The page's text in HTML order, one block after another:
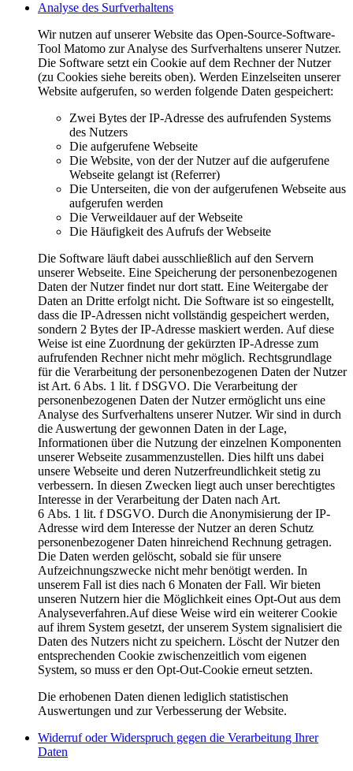
Analyse des Surfverhaltens
Wir nutzen auf unserer Website das Open-Source-Software-
Tool Matomo zur Analyse des Surfverhaltens unserer Nutzer.
Die Software setzt ein Cookie auf dem Rechner der Nutzer
(zu Cookies siehe bereits oben). Werden Einzelseiten unserer
Website aufgerufen, so werden folgende Daten gespeichert:
Zwei Bytes der IP-Adresse des aufrufenden Systems
des Nutzers
Die aufgerufene Webseite
Die Website, von der der Nutzer auf die aufgerufene
Webseite gelangt ist (Referrer)
Die Unterseiten, die von der aufgerufenen Webseite aus
aufgerufen werden
Die Verweildauer auf der Webseite
Die Häufigkeit des Aufrufs der Webseite
Die Software läuft dabei ausschließlich auf den Servern
unserer Webseite. Eine Speicherung der personenbezogenen
Daten der Nutzer findet nur dort statt. Eine Weitergabe der
Daten an Dritte erfolgt nicht. Die Software ist so eingestellt,
dass die IP-Adressen nicht vollständig gespeichert werden,
sondern 2 Bytes der IP-Adresse maskiert werden. Auf diese
Weise ist eine Zuordnung der gekürzten IP-Adresse zum
aufrufenden Rechner nicht mehr möglich. Rechtsgrundlage
für die Verarbeitung der personenbezogenen Daten der Nutzer
ist Art. 6 Abs. 1 lit. f DSGVO. Die Verarbeitung der
personenbezogenen Daten der Nutzer ermöglicht uns eine
Analyse des Surfverhaltens unserer Nutzer. Wir sind in durch
die Auswertung der gewonnen Daten in der Lage,
Informationen über die Nutzung der einzelnen Komponenten
unserer Webseite zusammenzustellen. Dies hilft uns dabei
unsere Webseite und deren Nutzerfreundlichkeit stetig zu
verbessern. In diesen Zwecken liegt auch unser berechtigtes
Interesse in der Verarbeitung der Daten nach Art.
6 Abs. 1 lit. f DSGVO. Durch die Anonymisierung der IP-
Adresse wird dem Interesse der Nutzer an deren Schutz
personenbezogener Daten hinreichend Rechnung getragen.
Die Daten werden gelöscht, sobald sie für unsere
Aufzeichnungszwecke nicht mehr benötigt werden. In
unserem Fall ist dies nach 6 Monaten der Fall. Wir bieten
unseren Nutzern hier die Möglichkeit eines Opt-Out aus dem
Analyseverfahren.Auf diese Weise wird ein weiterer Cookie
auf ihrem System gesetzt, der unserem System signalisiert die
Daten des Nutzers nicht zu speichern. Löscht der Nutzer den
entsprechenden Cookie zwischenzeitlich vom eigenen
System, so muss er den Opt-Out-Cookie erneut setzten.
Die erhobenen Daten dienen lediglich statistischen
Auswertungen und zur Verbesserung der Website.
Widerruf oder Widerspruch gegen die Verarbeitung Ihrer
Daten